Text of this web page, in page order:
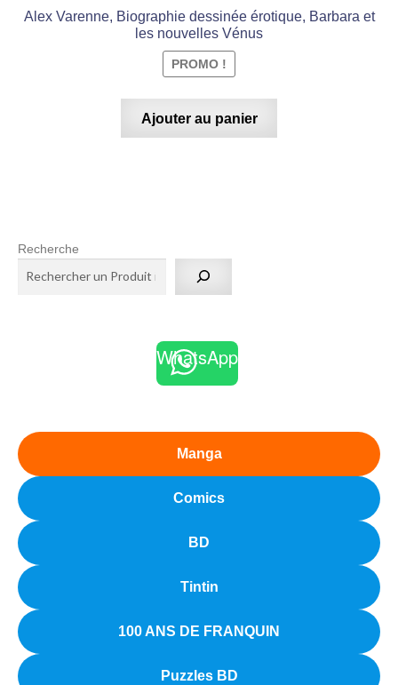
Alex Varenne, Biographie dessinée érotique, Barbara et
les nouvelles Vénus
PROMO !
Ajouter au panier
Recherche
WhatsApp
Manga
Comics
BD
Tintin
100 ANS DE FRANQUIN
Puzzles BD